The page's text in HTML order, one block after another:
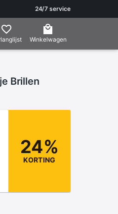
24/7 service
Winkelwagen
Brillen
24%
KORTING